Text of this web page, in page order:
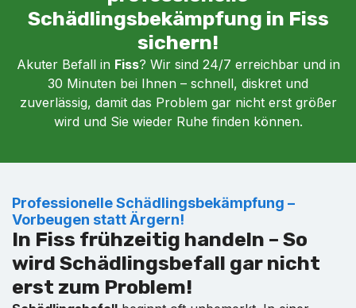
Schädlingsbekämpfung in Fiss
sichern!
Akuter Befall in Fiss? Wir sind 24/7 erreichbar und in
30 Minuten bei Ihnen – schnell, diskret und
zuverlässig, damit das Problem gar nicht erst größer
wird und Sie wieder Ruhe finden können.
Professionelle Schädlingsbekämpfung –
Vorbeugen statt Ärgern!
In Fiss frühzeitig handeln – So
wird Schädlingsbefall gar nicht
erst zum Problem!